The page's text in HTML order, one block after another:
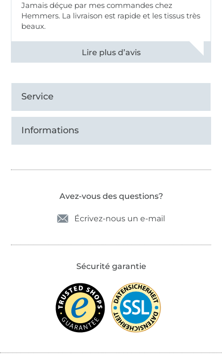
Jamais déçue par mes commandes chez
Hemmers. La livraison est rapide et les tissus très
beaux.
Voir tous les 11496 commentaires
Service
Informations
Avez-vous des questions?
Écrivez-nous un e-mail
Sécurité garantie